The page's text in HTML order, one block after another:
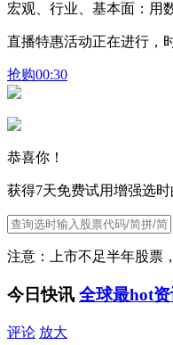
宏观、行业、基本面：用
直播特惠活动正在进行，
抢购00:30
恭喜你！
获得7天免费试用增强选时
注意：上市不足半年股票
今日快讯 全球最hot
评论 放大